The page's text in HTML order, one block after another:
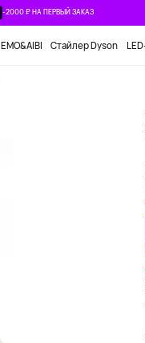
-2000 ₽ НА ПЕРВЫЙ ЗАКАЗ
EMO&AIBI Стайлер Dyson